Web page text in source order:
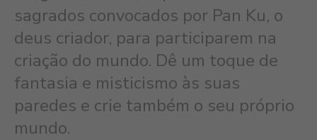
sagrados convocados por Pan Ku, o
deus criador, para participarem na
criação do mundo. Dê um toque de
fantasia e misticismo às suas
paredes e crie também o seu próprio
mundo.